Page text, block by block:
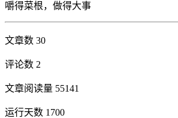
嚼得菜根，做得大事
文章数 30
评论数 2
文章阅读量 55141
运行天数 1700